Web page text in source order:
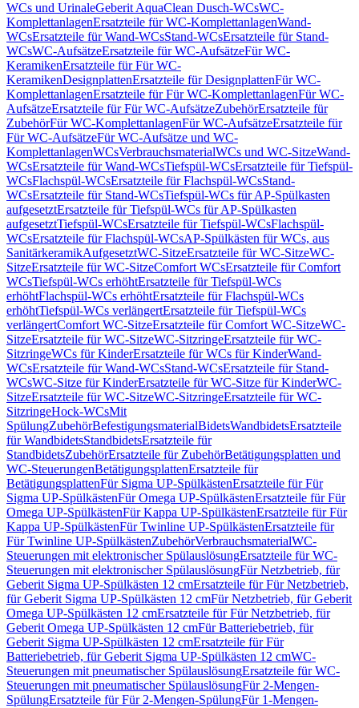
WCs und UrinaleGeberit AquaClean Dusch-WCsWC-
KomplettanlagenErsatzteile für WC-KomplettanlagenWand-
WCsErsatzteile für Wand-WCsStand-WCsErsatzteile für Stand-
WCsWC-AufsätzeErsatzteile für WC-AufsätzeFür WC-
KeramikenErsatzteile für Für WC-
KeramikenDesignplattenErsatzteile für DesignplattenFür WC-
KomplettanlagenErsatzteile für Für WC-KomplettanlagenFür WC-
AufsätzeErsatzteile für Für WC-AufsätzeZubehörErsatzteile für
ZubehörFür WC-KomplettanlagenFür WC-AufsätzeErsatzteile für
Für WC-AufsätzeFür WC-Aufsätze und WC-
KomplettanlagenWCsVerbrauchsmaterialWCs und WC-SitzeWand-
WCsErsatzteile für Wand-WCsTiefspül-WCsErsatzteile für Tiefspül-
WCsFlachspül-WCsErsatzteile für Flachspül-WCsStand-
WCsErsatzteile für Stand-WCsTiefspül-WCs für AP-Spülkasten
aufgesetztErsatzteile für Tiefspül-WCs für AP-Spülkasten
aufgesetztTiefspül-WCsErsatzteile für Tiefspül-WCsFlachspül-
WCsErsatzteile für Flachspül-WCsAP-Spülkästen für WCs, aus
SanitärkeramikAufgesetztWC-SitzeErsatzteile für WC-SitzeWC-
SitzeErsatzteile für WC-SitzeComfort WCsErsatzteile für Comfort
WCsTiefspül-WCs erhöhtErsatzteile für Tiefspül-WCs
erhöhtFlachspül-WCs erhöhtErsatzteile für Flachspül-WCs
erhöhtTiefspül-WCs verlängertErsatzteile für Tiefspül-WCs
verlängertComfort WC-SitzeErsatzteile für Comfort WC-SitzeWC-
SitzeErsatzteile für WC-SitzeWC-SitzringeErsatzteile für WC-
SitzringeWCs für KinderErsatzteile für WCs für KinderWand-
WCsErsatzteile für Wand-WCsStand-WCsErsatzteile für Stand-
WCsWC-Sitze für KinderErsatzteile für WC-Sitze für KinderWC-
SitzeErsatzteile für WC-SitzeWC-SitzringeErsatzteile für WC-
SitzringeHock-WCsMit
SpülungZubehörBefestigungsmaterialBidetsWandbidetsErsatzteile
für WandbidetsStandbidetsErsatzteile für
StandbidetsZubehörErsatzteile für ZubehörBetätigungsplatten und
WC-SteuerungenBetätigungsplattenErsatzteile für
BetätigungsplattenFür Sigma UP-SpülkästenErsatzteile für Für
Sigma UP-SpülkästenFür Omega UP-SpülkästenErsatzteile für Für
Omega UP-SpülkästenFür Kappa UP-SpülkästenErsatzteile für Für
Kappa UP-SpülkästenFür Twinline UP-SpülkästenErsatzteile für
Für Twinline UP-SpülkästenZubehörVerbrauchsmaterialWC-
Steuerungen mit elektronischer SpülauslösungErsatzteile für WC-
Steuerungen mit elektronischer SpülauslösungFür Netzbetrieb, für
Geberit Sigma UP-Spülkästen 12 cmErsatzteile für Für Netzbetrieb,
für Geberit Sigma UP-Spülkästen 12 cmFür Netzbetrieb, für Geberit
Omega UP-Spülkästen 12 cmErsatzteile für Für Netzbetrieb, für
Geberit Omega UP-Spülkästen 12 cmFür Batteriebetrieb, für
Geberit Sigma UP-Spülkästen 12 cmErsatzteile für Für
Batteriebetrieb, für Geberit Sigma UP-Spülkästen 12 cmWC-
Steuerungen mit pneumatischer SpülauslösungErsatzteile für WC-
Steuerungen mit pneumatischer SpülauslösungFür 2-Mengen-
SpülungErsatzteile für Für 2-Mengen-SpülungFür 1-Mengen-